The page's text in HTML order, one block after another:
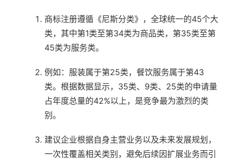
商标注册遵循《尼斯分类》，全球统一的45个大
类，其中第1类至第34类为商品类，第35类至第
45类为服务类。
例如：服装属于第25类，餐饮服务属于第43
类。根据数据显示，35类、9类、25类的申请量
占年度总量的42%以上，是竞争最为激烈的类
别。
建议企业根据自身主营业务以及未来发展规划，
一次性覆盖相关类别，避免后续因扩展业务而引